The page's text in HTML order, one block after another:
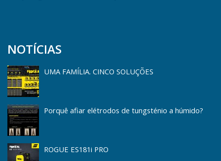
NOTÍCIAS
UMA FAMÍLIA. CINCO SOLUÇÕES
Porquê afiar elétrodos de tungsténio a húmido?
ROGUE ES181i PRO